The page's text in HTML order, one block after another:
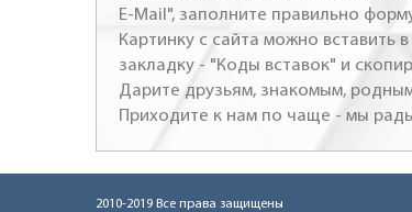
E-Mail", заполните правильно
Картинку с сайта можно вставить
закладку - "Коды вставок" и
Дарите друзьям, знакомым,
Приходите к нам по чаще - мы
2010-2019 Все права защищены